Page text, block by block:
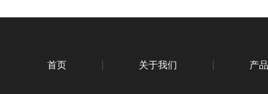
首页 关于我们 产